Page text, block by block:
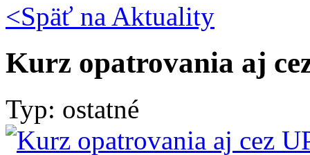
<Späť na Aktuality
Kurz opatrovania aj
Typ: ostatné